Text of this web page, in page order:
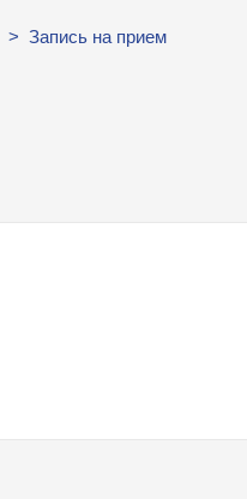
> Запись на прием